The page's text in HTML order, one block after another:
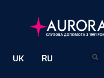
UK RU